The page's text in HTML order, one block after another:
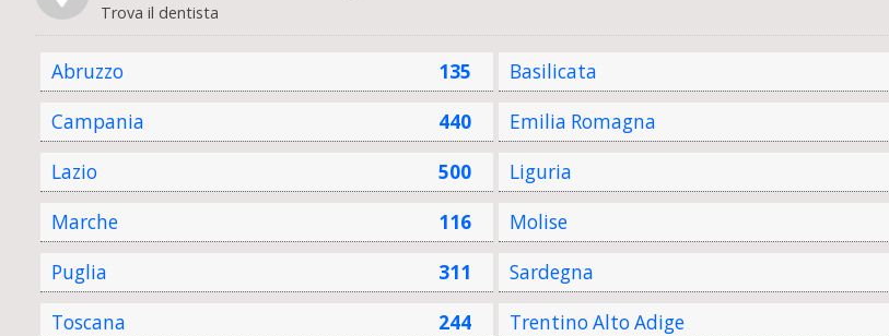
Trova il dentista
Abruzzo 135 Basilicata
Campania
440 Emilia Romagna
Lazio
500 Liguria
Marche
116 Molise
Puglia
311 Sardegna
Toscana
244 Trentino Alto Adige